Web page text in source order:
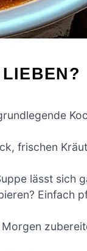
frischen
lässt sich
Einfach